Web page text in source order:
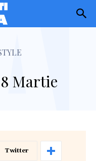
8 Martie
Twitter